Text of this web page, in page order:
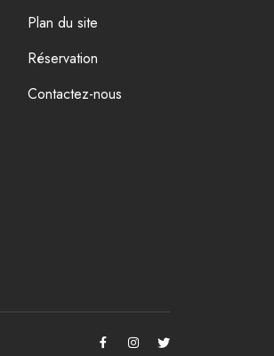
Plan du site
Réservation
Contactez-nous